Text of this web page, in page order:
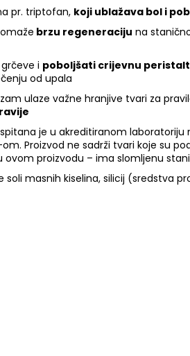
pr. triptofan, koji ublažava bol i
brzu regeneraciju na
i poboljšati crijevnu
od upala
ulaze važne hranjive tvari za
je u akreditiranom laboratoriju
Proizvod ne sadrži tvari koje su
proizvodu – ima slomljenu
soli masnih kiselina, silicij (sredstva